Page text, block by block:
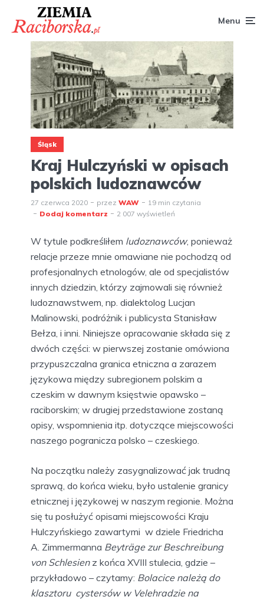
Menu
Śląsk
Kraj Hulczyński w opisach
polskich ludoznawców
27 czerwca 2020 przez WAW
19 min czytania
Dodaj komentarz
2 007 wyświetleń
W tytule podkreśliłem ludoznawców, ponieważ
relacje przeze mnie omawiane nie pochodzą od
profesjonalnych etnologów, ale od specjalistów
innych dziedzin, którzy zajmowali się również
ludoznawstwem, np. dialektolog Lucjan
Malinowski, podróżnik i publicysta Stanisław
Bełza, i inni. Niniejsze opracowanie składa się z
dwóch części: w pierwszej zostanie omówiona
przypuszczalna granica etniczna a zarazem
językowa między subregionem polskim a
czeskim w dawnym księstwie opawsko –
raciborskim; w drugiej przedstawione zostaną
opisy, wspomnienia itp. dotyczące miejscowości
naszego pogranicza polsko – czeskiego.
Na początku należy zasygnalizować jak trudną
sprawą, do końca wieku, było ustalenie granicy
etnicznej i językowej w naszym regionie. Można
się tu posłużyć opisami miejscowości Kraju
Hulczyńskiego zawartymi w dziele Friedricha
A. Zimmermanna Beyträge zur Beschreibung
von Schlesien z końca XVIII stulecia, gdzie –
przykładowo – czytamy: Bolacice należą do
klasztoru cystersów w Velehradzie na